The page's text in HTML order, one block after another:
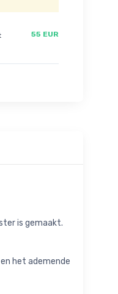
55 EUR
is gemaakt.
het ademende